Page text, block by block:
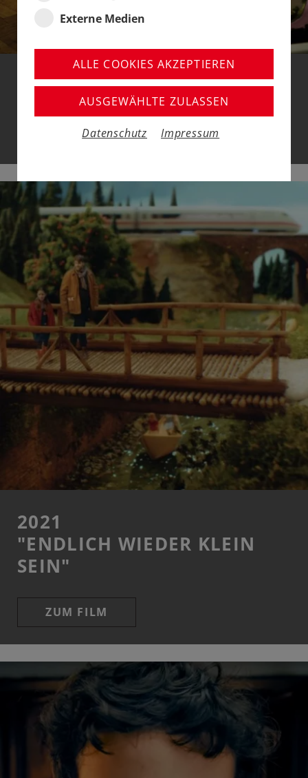
Externe Medien
ALLE COOKIES AKZEPTIEREN
AUSGEWÄHLTE ZULASSEN
Datenschutz Impressum
2022 "FAMILIENZEIT"
ZUM FILM
2021
"ENDLICH WIEDER KLEIN
SEIN"
ZUM FILM